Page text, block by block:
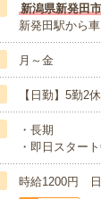
新潟県新発田市
新発田駅から
月～金
【日勤】5勤2
・長期
・即日スタート
時給1200円 日